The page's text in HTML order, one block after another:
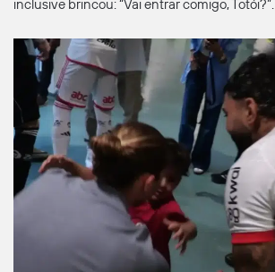
inclusive brincou: “Vai entrar comigo, Totói?”.